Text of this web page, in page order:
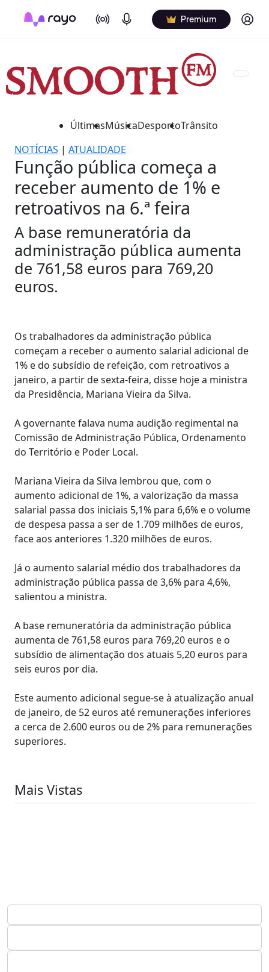
On Air Podcasts Premium Log in
ÚltimasMúsicaDesportoTrânsito
NOTÍCIAS | ATUALIDADE
Função pública começa a
receber aumento de 1% e
retroativos na 6.ª feira
A base remuneratória da
administração pública aumenta
de 761,58 euros para 769,20
euros.
Os trabalhadores da administração pública
começam a receber o aumento salarial adicional de
1% e do subsídio de refeição, com retroativos a
janeiro, a partir de sexta-feira, disse hoje a ministra
da Presidência, Mariana Vieira da Silva.
A governante falava numa audição regimental na
Comissão de Administração Pública, Ordenamento
do Território e Poder Local.
Mariana Vieira da Silva lembrou que, com o
aumento adicional de 1%, a valorização da massa
salarial passa dos iniciais 5,1% para 6,6% e o volume
de despesa passa a ser de 1.709 milhões de euros,
face aos anteriores 1.320 milhões de euros.
Já o aumento salarial médio dos trabalhadores da
administração pública passa de 3,6% para 4,6%,
salientou a ministra.
A base remuneratória da administração pública
aumenta de 761,58 euros para 769,20 euros e o
subsídio de alimentação dos atuais 5,20 euros para
seis euros por dia.
Este aumento adicional segue-se à atualização anual
de janeiro, de 52 euros até remunerações inferiores
a cerca de 2.600 euros ou de 2% para remunerações
superiores.
Mais Vistas